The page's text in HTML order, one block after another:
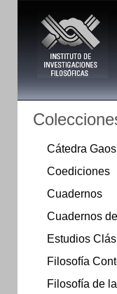
Cátedra Gaos
Coediciones
Cuadernos
Cuadernos
Estudios
Filosofía
Filosofía de